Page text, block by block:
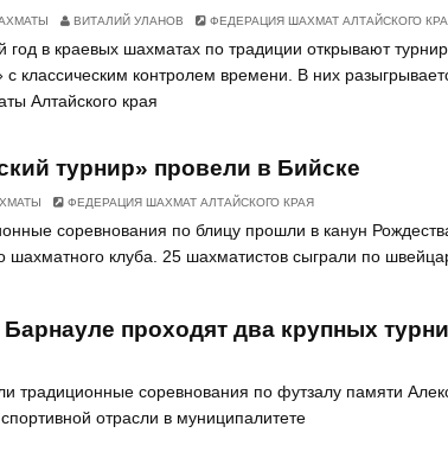
ВИТАЛИЙ УЛАНОВ ФЕДЕРАЦИЯ ШАХМАТ АЛТАЙСКОГО
год в краевых шахматах по традиции открывают
с классическим контролем времени. В них
Алтайского края
турнир» провели в Бийске
ФЕДЕРАЦИЯ ШАХМАТ АЛТАЙСКОГО КРАЯ
соревнования по блицу прошли в канун
шахматного клуба. 25 шахматистов сыграли по
проходят два крупных
традиционные соревнования по футзалу памяти
отрасли в муниципалитете